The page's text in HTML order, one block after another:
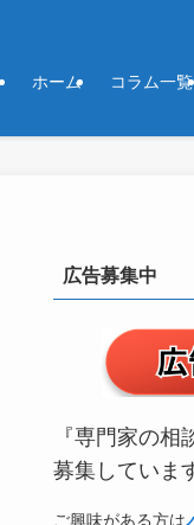
ホーム コラム一覧
広告募集中
『専門家の
募集していま
ご興味がある方は